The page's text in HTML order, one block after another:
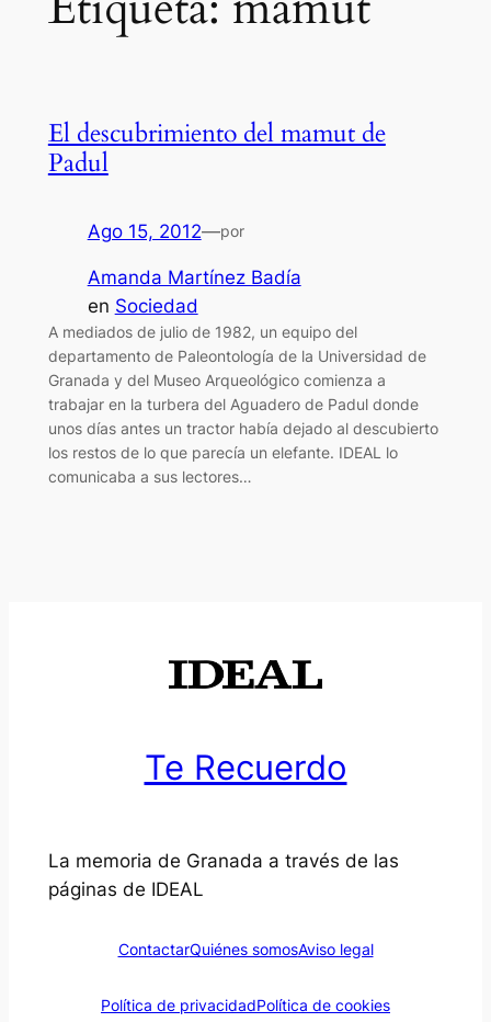
El descubrimiento del mamut de
Padul
Ago 15, 2012—por
Amanda Martínez Badía
en Sociedad
A mediados de julio de 1982, un equipo del
departamento de Paleontología de la Universidad de
Granada y del Museo Arqueológico comienza a
trabajar en la turbera del Aguadero de Padul donde
unos días antes un tractor había dejado al descubierto
los restos de lo que parecía un elefante. IDEAL lo
comunicaba a sus lectores…
Te Recuerdo
La memoria de Granada a través de las
páginas de IDEAL
ContactarQuiénes somosAviso legal
Política de privacidadPolítica de cookies